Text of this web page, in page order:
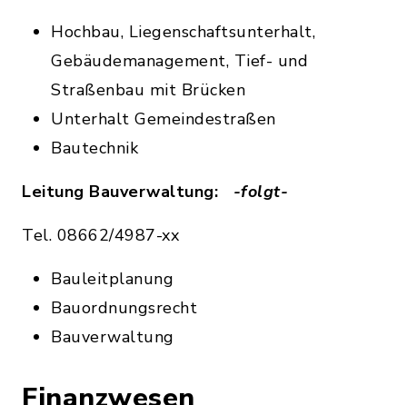
Hochbau, Liegenschaftsunterhalt,
Gebäudemanagement, Tief- und
Straßenbau mit Brücken
Unterhalt Gemeindestraßen
Bautechnik
Leitung Bauverwaltung: -folgt-
Tel. 08662/4987-xx
Bauleitplanung
Bauordnungsrecht
Bauverwaltung